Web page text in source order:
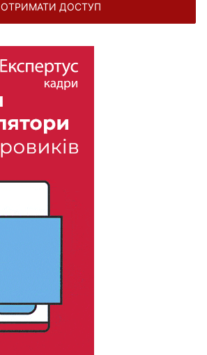
ОТРИМАТИ ДОСТУП